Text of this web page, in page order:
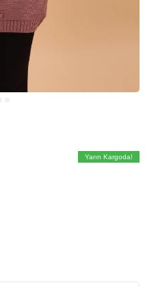
Yarın Kargoda!